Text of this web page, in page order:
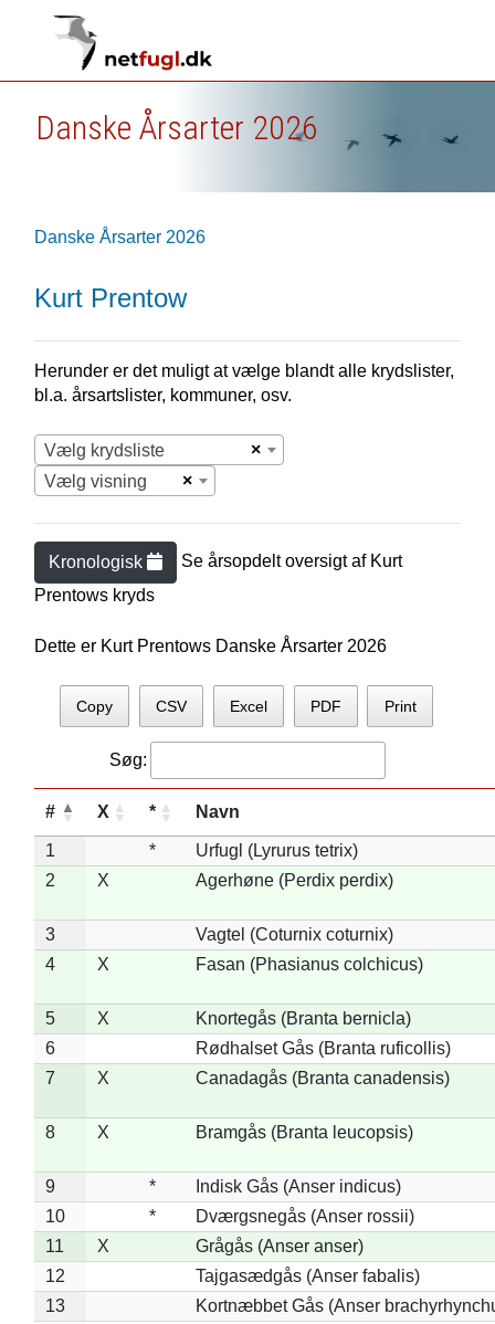
Danske Årsarter 2026
Danske Årsarter 2026
Kurt Prentow
Herunder er det muligt at vælge blandt alle krydslister,
bl.a. årsartslister, kommuner, osv.
×
Vælg krydsliste
×
Vælg visning
Kronologisk Se årsopdelt oversigt af Kurt
Prentows kryds
Dette er Kurt Prentows Danske Årsarter 2026
Copy CSV Excel PDF Print
Søg:
# X * Navn
1 *
Urfugl (Lyrurus tetrix)
2
X Agerhøne (Perdix perdix)
3
Vagtel (Coturnix coturnix)
4
X Fasan (Phasianus colchicus)
5 X
Knortegås (Branta bernicla)
6
Rødhalset Gås (Branta ruficollis)
7
X Canadagås (Branta canadensis)
8 X Bramgås (Branta leucopsis)
9 *
Indisk Gås (Anser indicus)
10
*
Dværgsnegås (Anser rossii)
11
X
Grågås (Anser anser)
12
Tajgasædgås (Anser fabalis)
13
Kortnæbbet Gås (Anser